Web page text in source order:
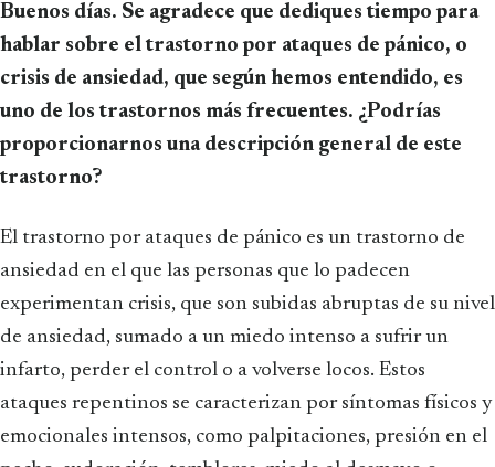
Buenos días. Se agradece que dediques tiempo para
hablar sobre el trastorno por ataques de pánico, o
crisis de ansiedad, que según hemos entendido, es
uno de los trastornos más frecuentes. ¿Podrías
proporcionarnos una descripción general de este
trastorno?
El trastorno por ataques de pánico es un trastorno de
ansiedad en el que las personas que lo padecen
experimentan crisis, que son subidas abruptas de su nivel
de ansiedad, sumado a un miedo intenso a sufrir un
infarto, perder el control o a volverse locos. Estos
ataques repentinos se caracterizan por síntomas físicos y
emocionales intensos, como palpitaciones, presión en el